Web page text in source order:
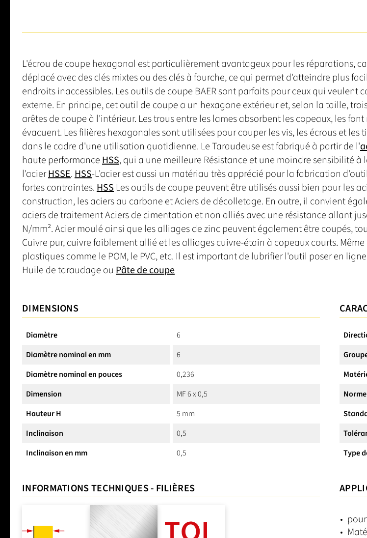
L'écrou de coupe hexagonal est particulièrement avantageux pour les réparations,
déplacé avec des clés mixtes ou des clés à fourche, ce qui permet d'atteindre plus
endroits inaccessibles. Les outils de coupe BAER sont parfaits pour ceux qui veulent
externe. En principe, cet outil de coupe a un hexagone extérieur et, selon la taille,
arêtes de coupe à l'intérieur. Les trous entre les lames absorbent les copeaux, les
évacuent. Les filières hexagonales sont utilisées pour couper les vis, les écrous et les
dans le cadre d'une utilisation quotidienne. Le Taraudeuse est fabriqué à partir de l'
haute performanceHSS, qui a une meilleure Résistance et une moindre sensibilité à
l'acierHSSE.HSS-L'acier est aussi un matériau très apprécié pour la fabrication
fortes contraintes.HSS Les outils de coupe peuvent être utilisés aussi bien pour les
construction, les aciers au carbone et Aciers de décolletage. En outre, il convient
aciers de traitement Aciers de cimentation et non alliés avec une résistance allant
N/mm². Acier moulé ainsi que les alliages de zinc peuvent également être coupés,
Cuivre pur, cuivre faiblement allié et les alliages cuivre-étain à copeaux courts. Même
plastiques comme le POM, le PVC, etc. Il est important de lubrifier l'outil poser en
Huile de taraudage ou Pâte de coupe
DIMENSIONS
Diamètre
6
Diamètre nominal en mm
6
Diamètre nominal en pouces
0,236
Dimension
MF 6 x 0,5
Hauteur H
5 mm
Inclinaison
0,5
Inclinaison en mm
0,5
Type
INFORMATIONS TECHNIQUES - FILIÈRES